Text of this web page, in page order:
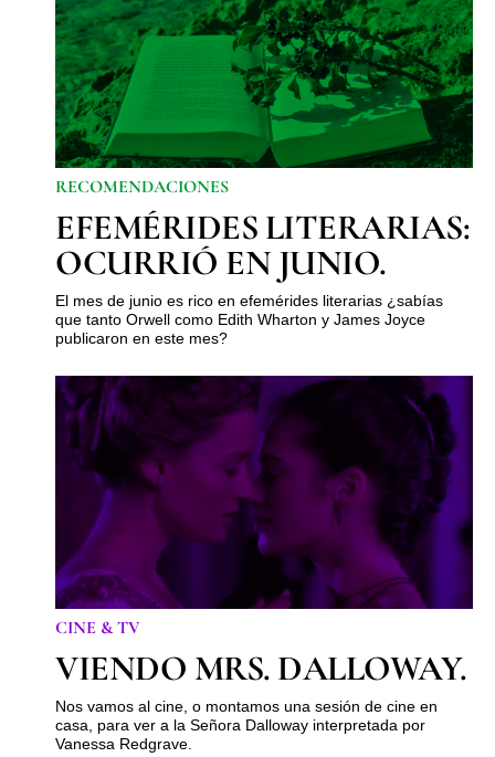
RECOMENDACIONES
EFEMÉRIDES LITERARIAS:
OCURRIÓ EN JUNIO.
El mes de junio es rico en efemérides literarias ¿sabías
que tanto Orwell como Edith Wharton y James Joyce
publicaron en este mes?
CINE & TV
VIENDO MRS. DALLOWAY.
Nos vamos al cine, o montamos una sesión de cine en
casa, para ver a la Señora Dalloway interpretada por
Vanessa Redgrave.